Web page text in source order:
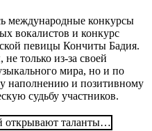
международные конкурсы
вокалистов и конкурс
певицы Кончиты Бадия.
только из-за своей
мира, но и по
наполнению и позитивному
судьбу участников.